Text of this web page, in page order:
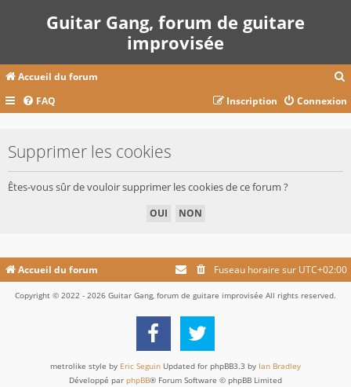
Guitar Gang, forum de guitare
improvisée
Accueil du forum
c
r
FAQ Connexion
Inscription
Supprimer les cookies
Êtes-vous sûr de vouloir supprimer les cookies de ce forum ?
Accueil du forum Fuseau horaire sur UTC+02:00
Copyright © 2022 - 2026 Guitar Gang, forum de guitare improvisée All rights reserved.
metrolike style by Eric Seguin Updated for phpBB3.3 by Ian Bradley
Développé par phpBB® Forum Software © phpBB Limited